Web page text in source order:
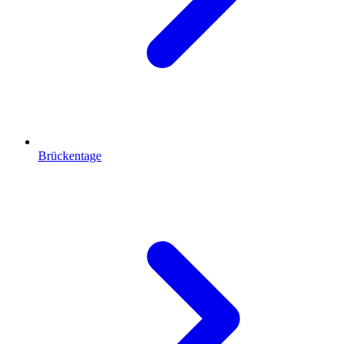
Brückentage